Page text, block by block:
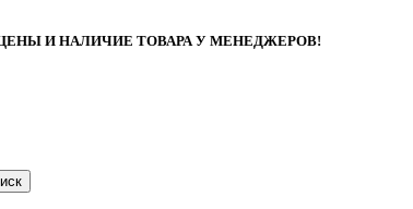
И НАЛИЧИЕ ТОВАРА У МЕНЕДЖЕРОВ!